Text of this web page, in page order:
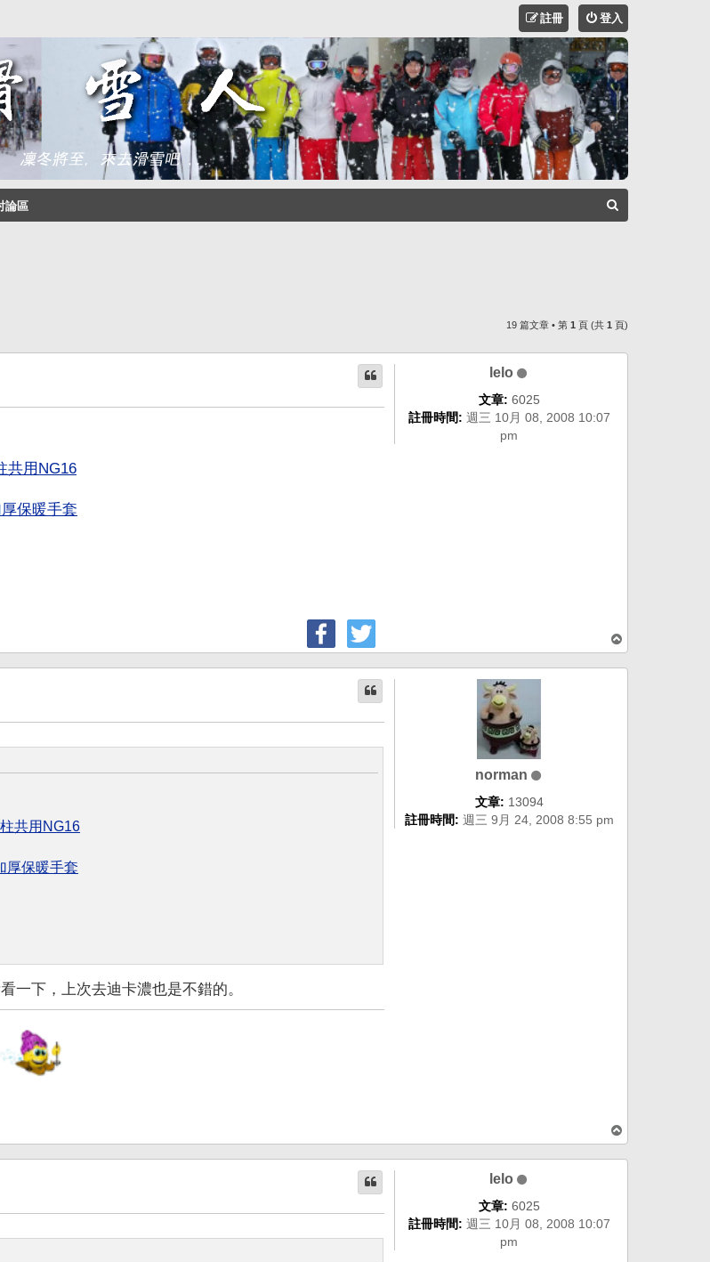
登入
註冊
論區
19 篇文章 • 第 1 頁 (共 1 頁)
lelo
文章: 6025
註冊時間: 週三 10月 08, 2008 10:07
pm
共用NG16
保暖手套
頂
端
norman
文章: 13094
註冊時間: 週三 9月 24, 2008 8:55 pm
共用NG16
厚保暖手套
一下，上次去迪卡濃也是不錯的。
頂
端
lelo
文章: 6025
註冊時間: 週三 10月 08, 2008 10:07
pm